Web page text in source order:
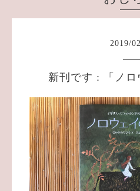
2019/02
新刊です : 「ノロ